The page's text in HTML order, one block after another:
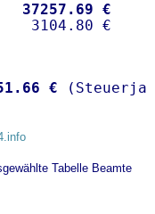
37257.69 €
€
Tabelle Beamte